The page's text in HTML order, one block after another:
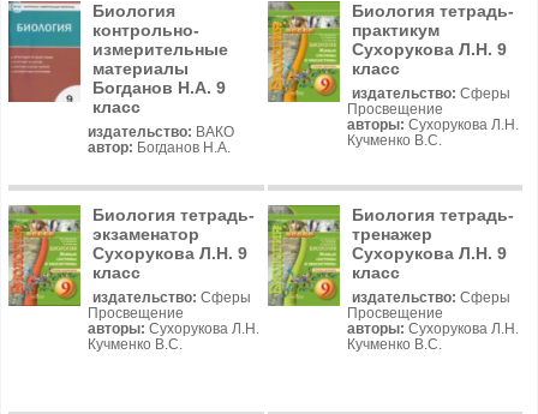
Биология
контрольно-
измерительные
материалы
Богданов Н.А. 9
класс
издательство: ВАКО
автор: Богданов Н.А.
Биология тетрадь-
практикум
Сухорукова Л.Н. 9
класс
издательство: Сферы
Просвещение
авторы: Сухорукова Л.Н.
Кучменко В.С.
Биология тетрадь-
экзаменатор
Сухорукова Л.Н. 9
класс
издательство: Сферы
Просвещение
авторы: Сухорукова Л.Н.
Кучменко В.С.
Биология тетрадь-
тренажер
Сухорукова Л.Н. 9
класс
издательство: Сферы
Просвещение
авторы: Сухорукова Л.Н.
Кучменко В.С.